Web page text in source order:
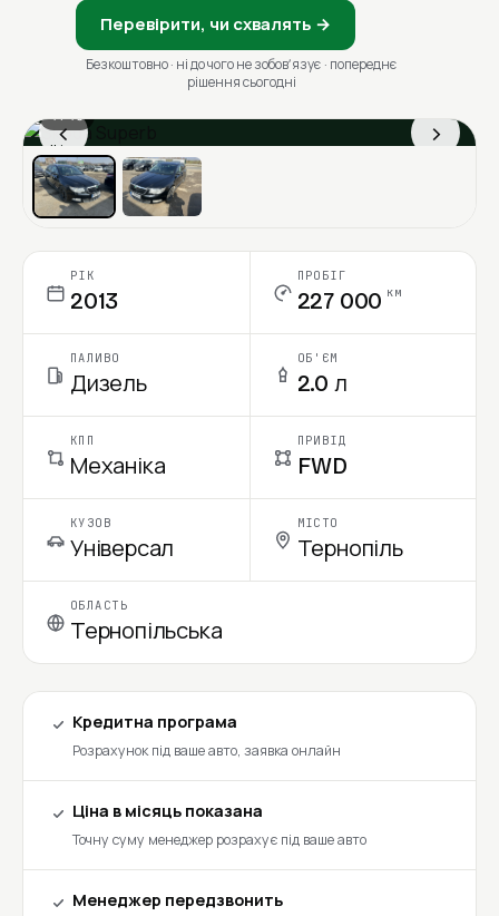
Перевірити, чи схвалять →
Безкоштовно · ні до чого не зобовʼязує · попереднє
рішення сьогодні
‹ ›
1 / 13
Ціна в місяць
РІК
2013
ПРОБІГ
227 000 км
ПАЛИВО
Дизель
ОБ'ЄМ
2.0 л
КПП
Механіка
ПРИВІД
FWD
КУЗОВ
Універсал
МІСТО
Тернопіль
ОБЛАСТЬ
Тернопільська
Кредитна програма
Розрахунок під ваше авто, заявка онлайн
Ціна в місяць показана
Точну суму менеджер розрахує під ваше авто
Менеджер передзвонить